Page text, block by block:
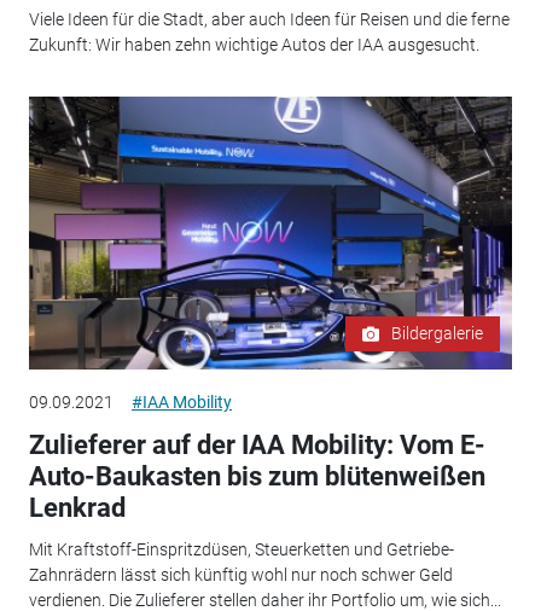
Viele Ideen für die Stadt, aber auch Ideen für Reisen und die ferne
Zukunft: Wir haben zehn wichtige Autos der IAA ausgesucht.
Bildergalerie
09.09.2021 #IAA Mobility
Zulieferer auf der IAA Mobility: Vom E-
Auto-Baukasten bis zum blütenweißen
Lenkrad
Mit Kraftstoff-Einspritzdüsen, Steuerketten und Getriebe-
Zahnrädern lässt sich künftig wohl nur noch schwer Geld
verdienen. Die Zulieferer stellen daher ihr Portfolio um, wie sich...